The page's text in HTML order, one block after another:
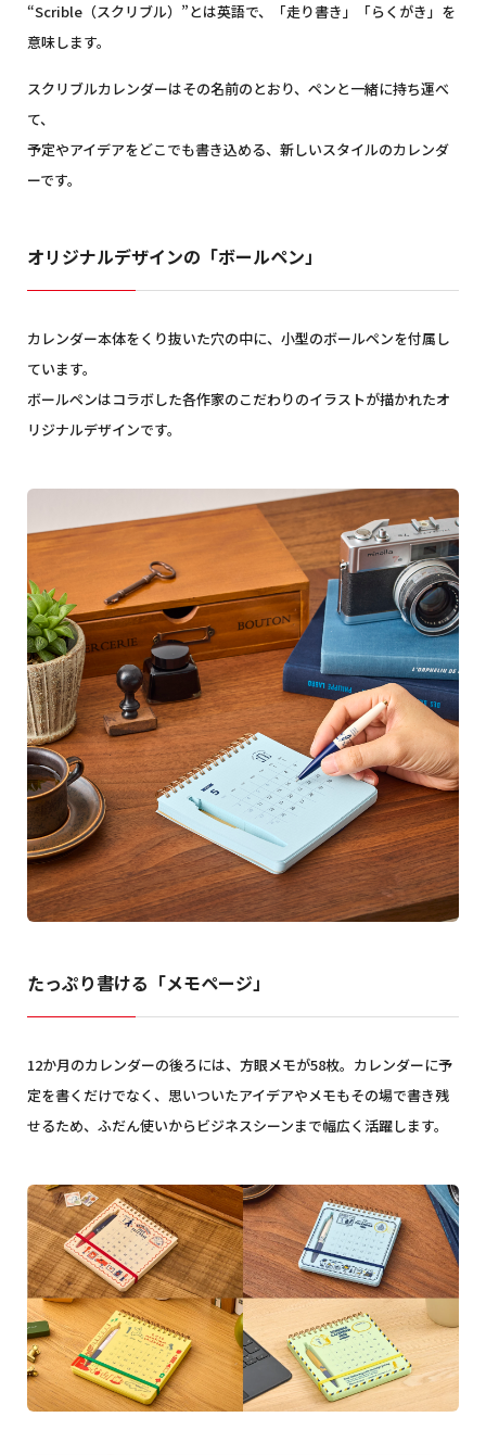
“Scrible（スクリブル）”とは英語で、「走り書き」「らくがき」を
意味します。
スクリブルカレンダーはその名前のとおり、ペンと一緒に持ち運べ
て、
予定やアイデアをどこでも書き込める、新しいスタイルのカレンダ
ーです。
オリジナルデザインの「ボールペン」
カレンダー本体をくり抜いた穴の中に、小型のボールペンを付属し
ています。
ボールペンはコラボした各作家のこだわりのイラストが描かれたオ
リジナルデザインです。
たっぷり書ける「メモページ」
12か月のカレンダーの後ろには、方眼メモが58枚。カレンダーに予
定を書くだけでなく、思いついたアイデアやメモもその場で書き残
せるため、ふだん使いからビジネスシーンまで幅広く活躍します。